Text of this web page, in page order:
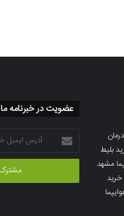
درمان
بلیط
مشهد
خرید
عضویت در خبرنامه ما
آدرس
ایمیل
خود
وارد